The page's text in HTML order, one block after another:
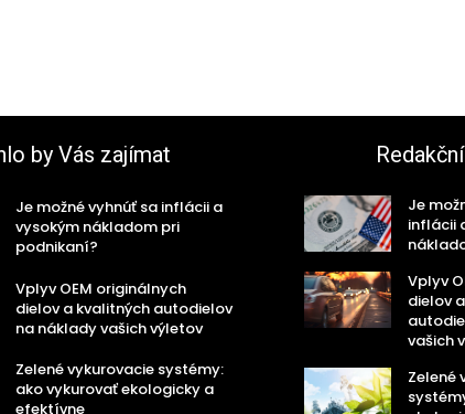
by Vás zajímat
Je možné vyhnúť sa inflácii a
vysokým nákladom pri
podnikaní?
Vplyv OEM originálnych
dielov a kvalitných autodielov
na náklady vašich výletov
Zelené vykurovacie systémy:
ako vykurovať ekologicky a
efektívne
Je
inflácii
Vplyv
dielov
vašich
Zelené